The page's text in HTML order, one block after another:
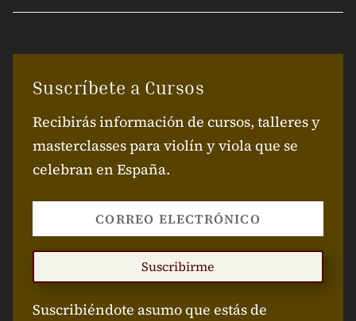
Suscríbete a Cursos
Recibirás información de cursos, talleres y
masterclasses para violín y viola que se
celebran en España.
Suscribirme
Suscribiéndote asumo que estás de